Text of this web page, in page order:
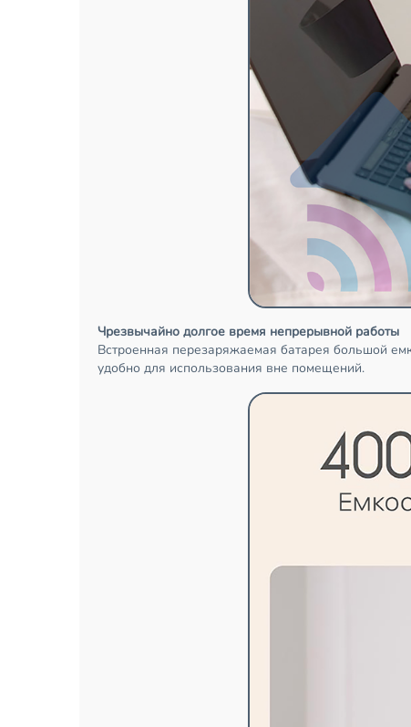
Чрезвычайно долгое время непрерывной работы
Встроенная перезаряжаемая батарея большой
удобно для использования вне помещений.